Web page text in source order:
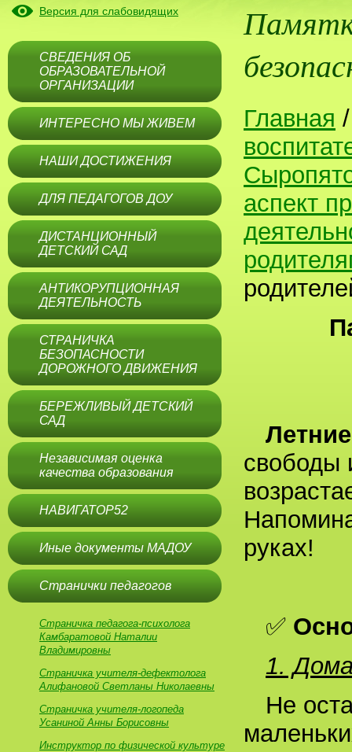
Версия для слабовидящих
СВЕДЕНИЯ ОБ
ОБРАЗОВАТЕЛЬНОЙ
ОРГАНИЗАЦИИ
ИНТЕРЕСНО МЫ ЖИВЕМ
НАШИ ДОСТИЖЕНИЯ
ДЛЯ ПЕДАГОГОВ ДОУ
ДИСТАНЦИОННЫЙ
ДЕТСКИЙ САД
АНТИКОРУПЦИОННАЯ
ДЕЯТЕЛЬНОСТЬ
СТРАНИЧКА
БЕЗОПАСНОСТИ
ДОРОЖНОГО ДВИЖЕНИЯ
БЕРЕЖЛИВЫЙ ДЕТСКИЙ
САД
Независимая оценка
качества образования
НАВИГАТОР52
Иные документы МАДОУ
Странички педагогов
Страничка педагога-психолога
Камбаратовой Наталии
Владимировны
Страничка учителя-дефектолога
Алифановой Светланы Николаевны
Страничка учителя-логопеда
Усаниной Анны Борисовны
Инструктор по физической культуре
Главная
аспект
свободы
руках!
✅
1.
Не